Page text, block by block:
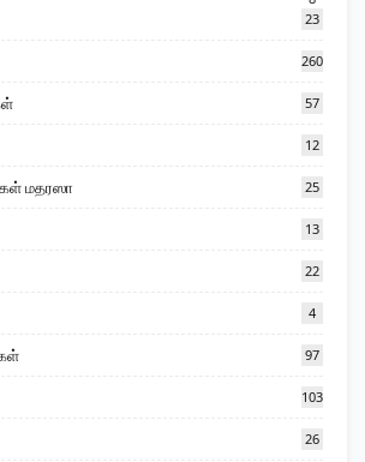
23
260
57
12
மதரஸா 25
13
22
4
97
103
26